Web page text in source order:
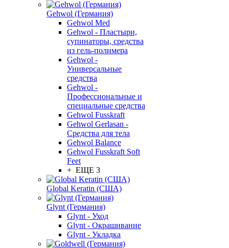
Gehwol (Германия)
Gehwol Med
Gehwol - Пластыри,
супинаторы, средства
из гель-полимера
Gehwol -
Универсальные
средства
Gehwol -
Профессиональные и
специальные средства
Gehwol Fusskraft
Gehwol Gerlasan -
Средства для тела
Gehwol Balance
Gehwol Fusskraft Soft
Feet
+ ЕЩЕ 3
Global Keratin (США)
Glynt (Германия)
Glynt - Уход
Glynt - Окрашивание
Glynt - Укладка